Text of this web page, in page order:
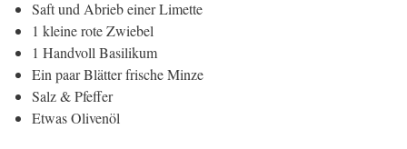
Saft und Abrieb einer Limette
1 kleine rote Zwiebel
1 Handvoll Basilikum
Ein paar Blätter frische Minze
Salz & Pfeffer
Etwas Olivenöl